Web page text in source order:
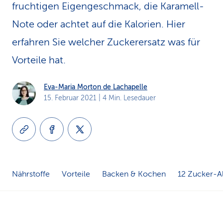
n
k
fruchtigen Eigengeschmack, die Karamell-
Note oder achtet auf die Kalorien. Hier
erfahren Sie welcher Zuckerersatz was für
Vorteile hat.
Eva-Maria Morton de Lachapelle
15. Februar 2021 | 4 Min. Lesedauer
Nährstoffe Vorteile Backen & Kochen 12 Zucker-